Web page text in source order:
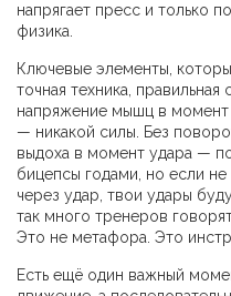
напрягает пресс и только
физика.
Ключевые элементы,
точная техника,
напряжение мышц в момент
— никакой силы. Без
выдоха в момент удара —
бицепсы годами, но если не
через удар, твои удары
так много тренеров
Это не метафора. Это
Есть ещё один важный